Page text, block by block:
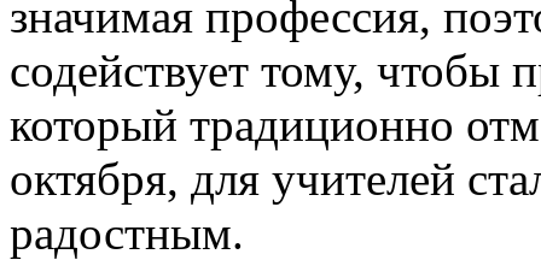
значимая профессия,
содействует тому, чтобы
который традиционно
октября, для учителей
радостным.